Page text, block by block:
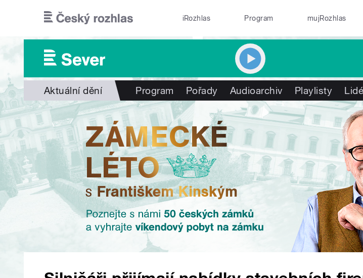
iRozhlas Program mujRozhlas
Aktuální dění Program Pořady Audioarchiv Playlisty Lidé